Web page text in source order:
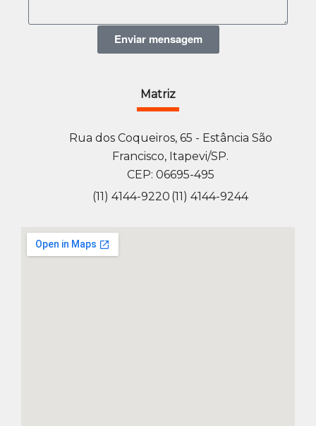
Enviar mensagem
Matriz
Rua dos Coqueiros, 65 - Estância São
Francisco, Itapevi/SP.
CEP: 06695-495
(11) 4144-9220 (11) 4144-9244